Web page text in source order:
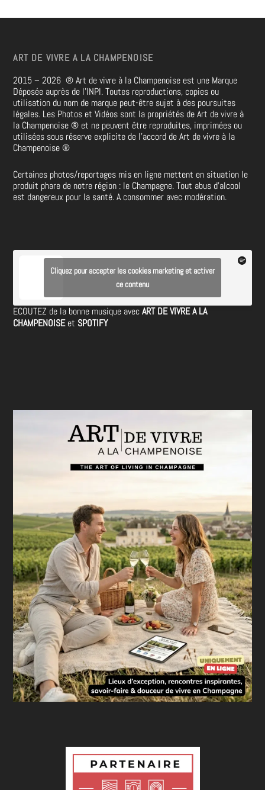
ART DE VIVRE A LA CHAMPENOISE
2015 – 2026®Art de vivre à la Champenoise est une Marque
Déposée auprès de l’INPI. Toutes reproductions, copies ou
utilisation du nom de marque peut-être sujet à des poursuites
légales. Les Photos et Vidéos sont la propriétés de Art de vivre à
la Champenoise® et ne peuvent être reproduites, imprimées ou
utilisées sous réserve explicite de l’accord de Art de vivre à la
Champenoise®
Certaines photos/reportages mis en ligne mettent en situation le
produit phare de notre région : le Champagne. Tout abus d’alcool
est dangereux pour la santé. A consommer avec modération.
Cliquez pour accepter les cookies marketing et activer
ce contenu
ECOUTEZ de la bonne musique avecART DE VIVRE A LA
CHAMPENOISEet SPOTIFY